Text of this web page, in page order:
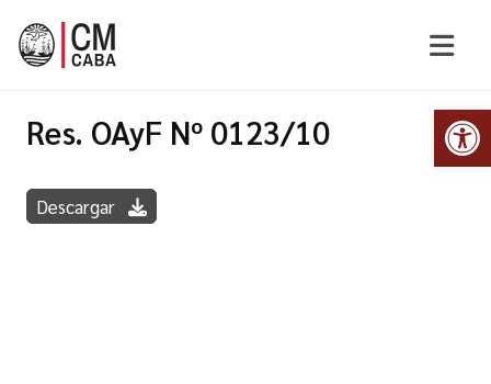
Res. OAyF Nº 0123/10
Descargar